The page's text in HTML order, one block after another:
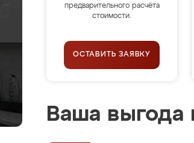
предварительного расчёта
стоимости.
ОСТАВИТЬ ЗАЯВКУ
Ваша выгода